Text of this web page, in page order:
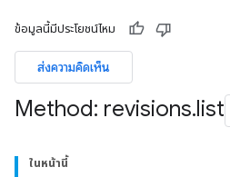
ข้อมูลนี้มีประโยชน์ไหม
ส่งความคิดเห็น
Method: revisions.list
ในหน้านี้